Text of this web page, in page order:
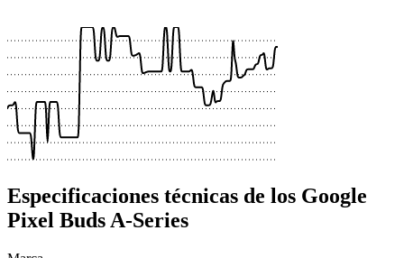
Especificaciones técnicas de los Google
Pixel Buds A-Series